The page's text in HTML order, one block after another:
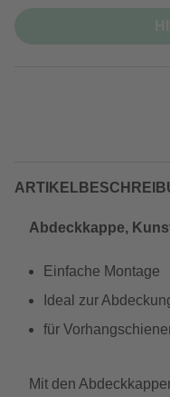
Abdeckkappe,
Einfache Montage
Ideal zur
für
Mit den